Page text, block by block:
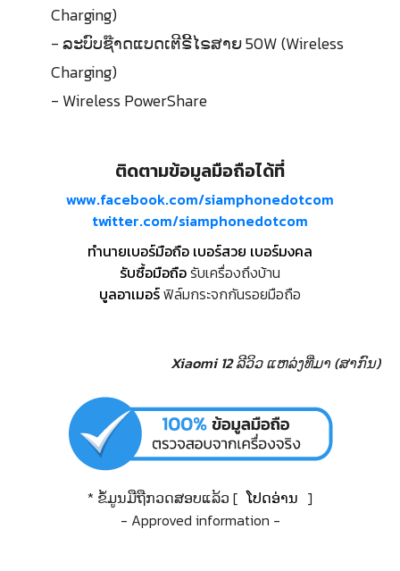
Charging)
- ລະບົບຊ໊າດແບດເຕີຣີ້ໄຣສາຍ 50W (Wireless
Charging)
- Wireless PowerShare
ติดตามข้อมูลมือถือได้ที่
www.facebook.com/siamphonedotcom
twitter.com/siamphonedotcom
ทำนายเบอร์มือถือ เบอร์สวย เบอร์มงคล
รับซื้อมือถือรับเครื่องถึงบ้าน
บูลอาเมอร์ฟิล์มกระจกกันรอยมือถือ
Xiaomi 12 ລີວິວ ແຫລ່ງທີ່ມາ (ສາກົນ)
* ຂໍ້ມູນມືຖືກວດສອບແລ້ວ [ ໂປດອ່ານ ]
- Approved information -